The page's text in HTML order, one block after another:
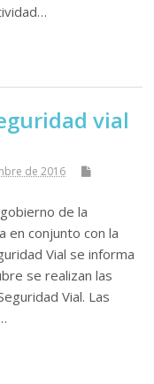
vial
de 2016
de la
en conjunto con la
Vial se informa
se realizan las
Vial. Las